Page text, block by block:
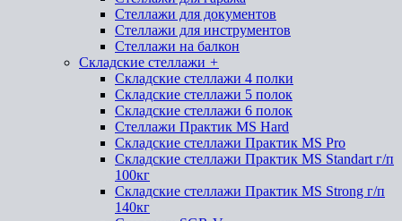
Стеллажи для документов
Стеллажи для инструментов
Стеллажи на балкон
Складские стеллажи +
Складские стеллажи 4 полки
Складские стеллажи 5 полок
Складские стеллажи 6 полок
Стеллажи Практик MS Hard
Складские стеллажи Практик MS Pro
Складские стеллажи Практик MS Standart г/п
100кг
Складские стеллажи Практик MS Strong г/п
140кг